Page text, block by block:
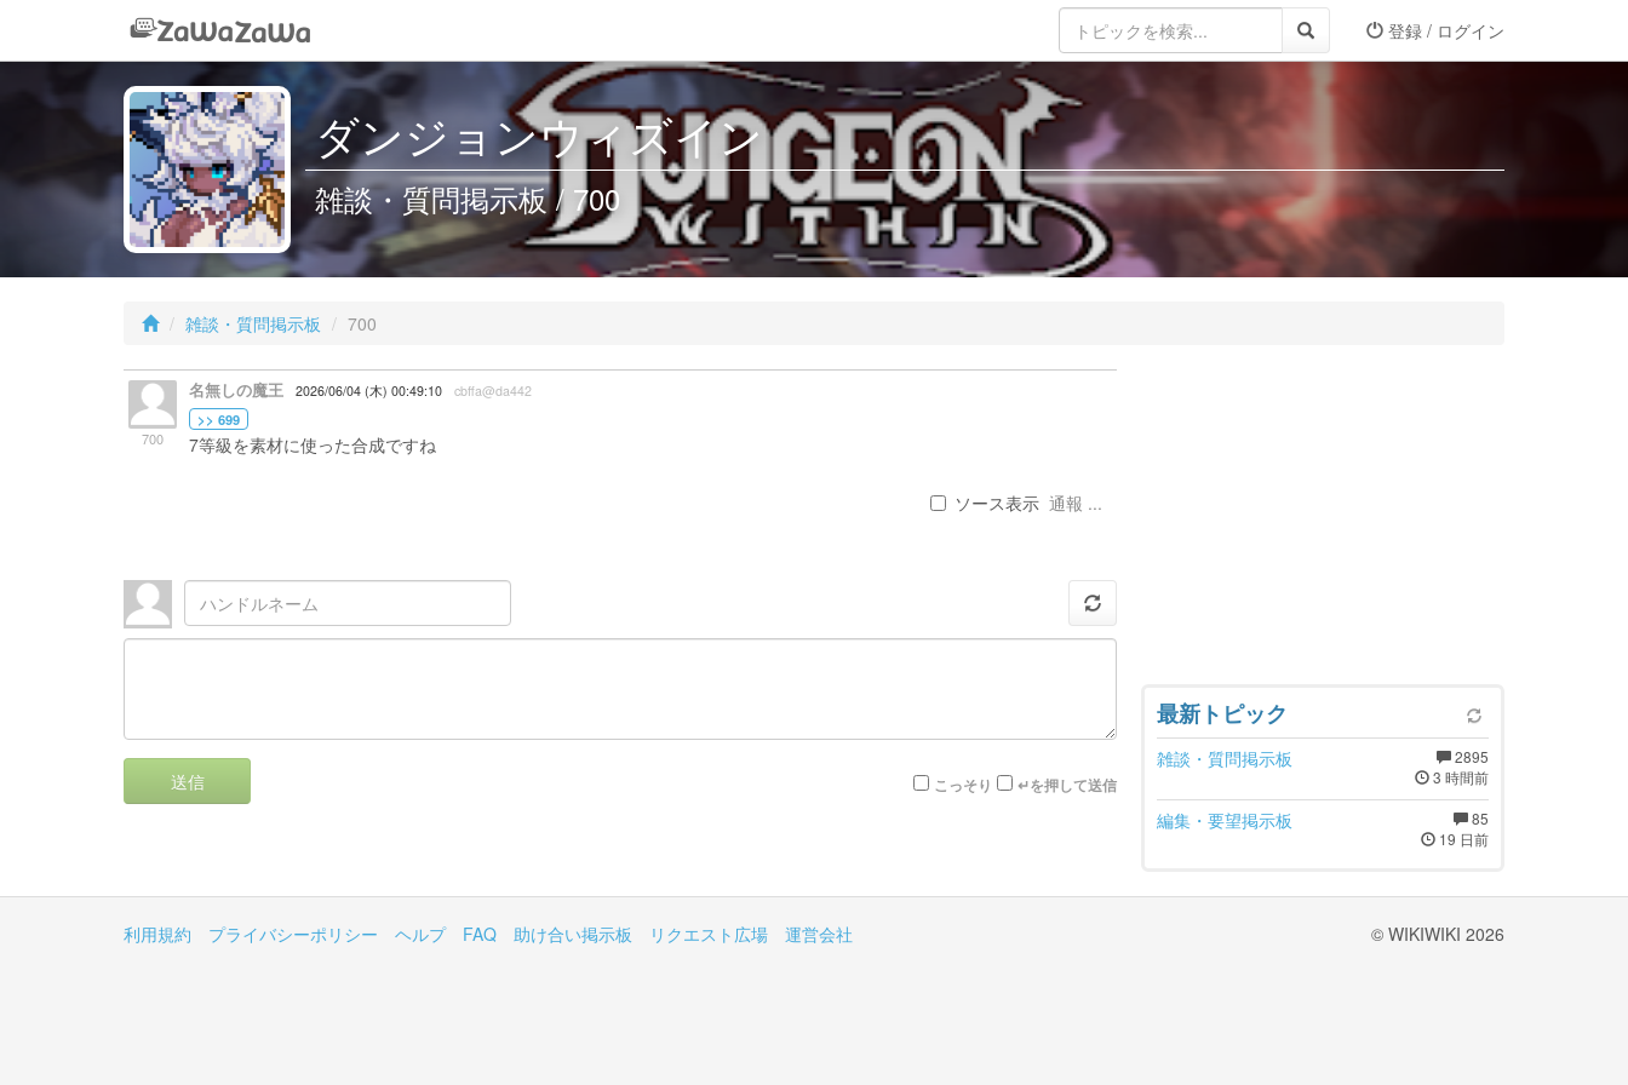
登録 / ログイン
ダンジョンウィズイン
雑談・質問掲示板 / 700
雑談・質問掲示板 700
700
名無しの魔王 2026/06/04 (木) 00:49:10 cbffa@da442
>> 699
7等級を素材に使った合成ですね
ソース表示 通報 ...
送信 こっそり ↵を押して送信
最新トピック
2895
3 時間前
雑談・質問掲示板
85
19 日前
編集・要望掲示板
利用規約 プライバシーポリシー ヘルプ FAQ 助け合い掲示板 リクエスト広場 運営会社 © WIKIWIKI 2026